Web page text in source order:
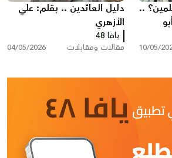
..
10/05/
دليل العائدين .. بقلم: علي
الأزهري
يافا 48
مقالات ومقابلات 04/05/2026